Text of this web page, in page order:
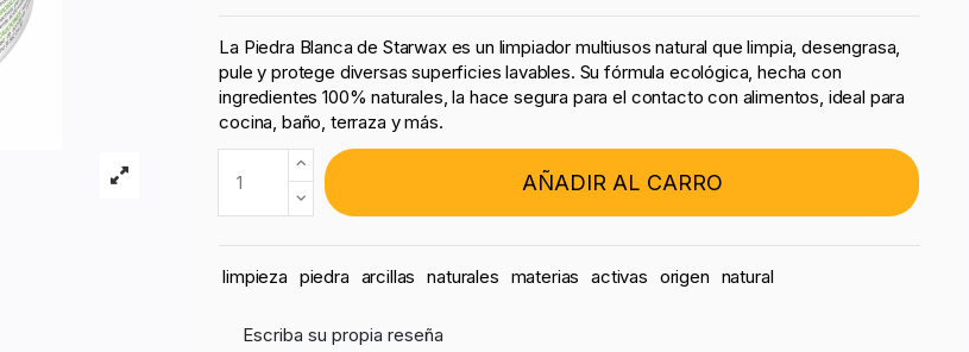
La Piedra Blanca de Starwax es un limpiador multiusos natural que limpia, desengrasa,
pule y protege diversas superficies lavables. Su fórmula ecológica, hecha con
ingredientes 100% naturales, la hace segura para el contacto con alimentos, ideal para
cocina, baño, terraza y más.
AÑADIR AL CARRO
limpieza piedra arcillas naturales materias activas origen natural
Escriba su propia reseña